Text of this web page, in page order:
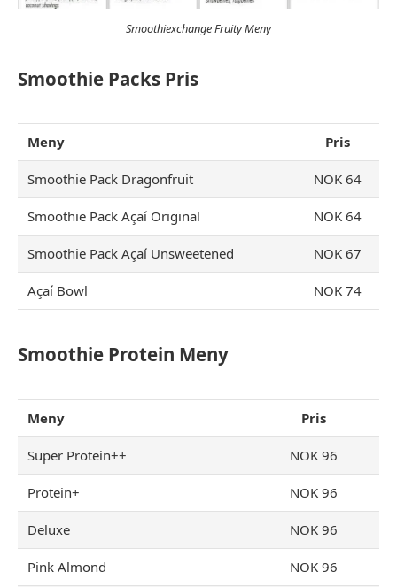
Smoothiexchange Fruity Meny
Smoothie Packs Pris
Meny Pris
Smoothie Pack Dragonfruit NOK 64
Smoothie Pack Açaí Original NOK 64
Smoothie Pack Açaí Unsweetened NOK 67
Açaí Bowl NOK 74
Smoothie Protein Meny
Meny Pris
Super Protein++ NOK 96
Protein+ NOK 96
Deluxe NOK 96
Pink Almond NOK 96